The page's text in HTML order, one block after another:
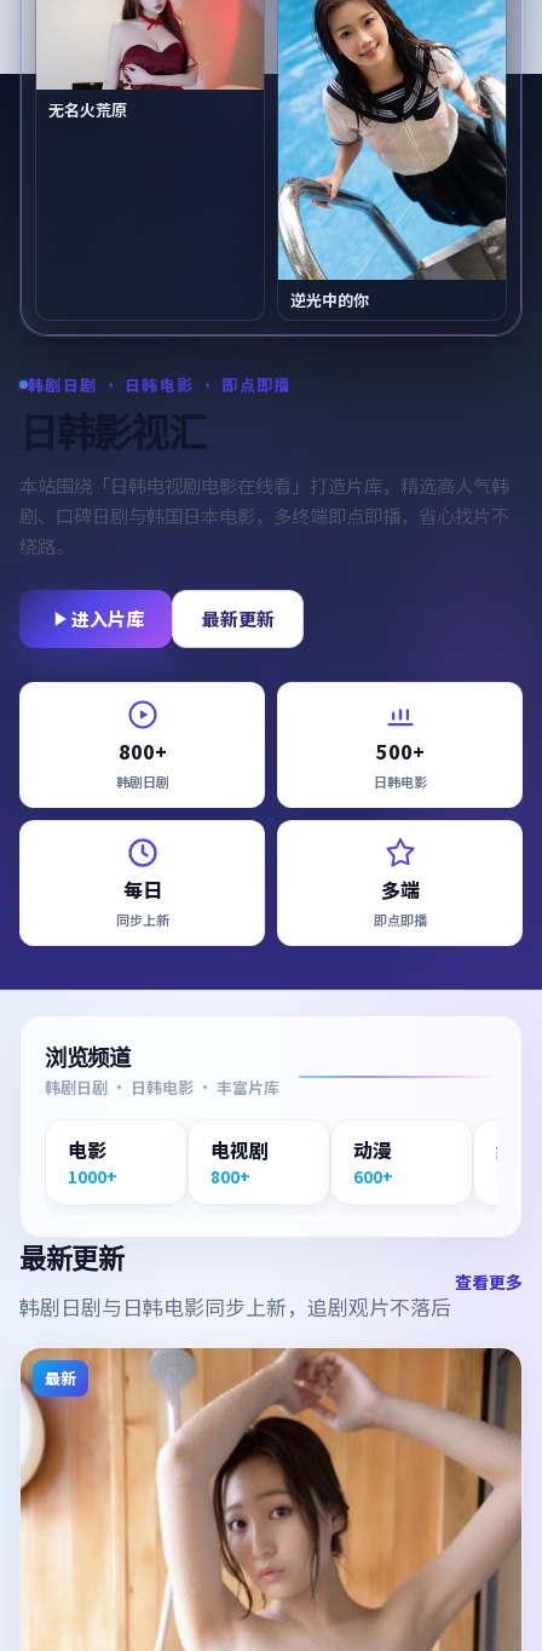
韩剧日剧 · 日韩电影 · 即点即播
日韩影视汇
本站围绕「日韩电视剧电影在线看 」打造片库，精选高人气韩
剧、口碑日剧与韩国日本电影，多终端即点即播，省心找片不
绕路。
进入片库 最新更新
800+
韩剧日剧
500+
日韩电影
每日
同步上新
多端
即点即播
无名火荒原
逆光中的你
浏览频道
韩剧日剧 · 日韩电影 · 丰富片库
电影
1000+
电视剧
800+
动漫
600+
纪录
300+
最新更新
韩剧日剧与日韩电影同步上新，追剧观片不落后
查看更多
最新